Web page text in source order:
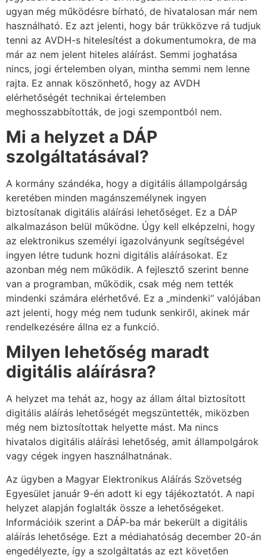
ugyan még működésre bírható, de hivatalosan már nem
használható. Ez azt jelenti, hogy bár trükközve rá tudjuk
tenni az AVDH-s hitelesítést a dokumentumokra, de ma
már az nem jelent hiteles aláírást. Semmi joghatása
nincs, jogi értelemben olyan, mintha semmi nem lenne
rajta. Ez annak köszönhető, hogy az AVDH
elérhetőségét technikai értelemben
meghosszabbították, de jogi szempontból nem.
Mi a helyzet a DÁP
szolgáltatásával?
A kormány szándéka, hogy a digitális állampolgárság
keretében minden magánszemélynek ingyen
biztosítanak digitális aláírási lehetőséget. Ez a DÁP
alkalmazáson belül működne. Úgy kell elképzelni, hogy
az elektronikus személyi igazolványunk segítségével
ingyen létre tudunk hozni digitális aláírásokat. Ez
azonban még nem működik. A fejlesztő szerint benne
van a programban, működik, csak még nem tették
mindenki számára elérhetővé. Ez a „mindenki“ valójában
azt jelenti, hogy még nem tudunk senkiről, akinek már
rendelkezésére állna ez a funkció.
Milyen lehetőség maradt
digitális aláírásra?
A helyzet ma tehát az, hogy az állam által biztosított
digitális aláírás lehetőségét megszüntették, miközben
még nem biztosítottak helyette mást. Ma nincs
hivatalos digitális aláírási lehetőség, amit állampolgárok
vagy cégek ingyen használhatnának.
Az ügyben a Magyar Elektronikus Aláírás Szövetség
Egyesület január 9-én adott ki egy tájékoztatót. A napi
helyzet alapján foglalták össze a lehetőségeket.
Információik szerint a DÁP-ba már bekerült a digitális
aláírás lehetősége. Ezt a médiahatóság december 20-án
engedélyezte, így a szolgáltatás az ezt követően